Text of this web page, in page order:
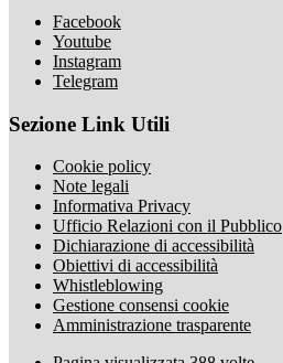
Facebook
Youtube
Instagram
Telegram
Sezione Link Utili
Cookie policy
Note legali
Informativa Privacy
Ufficio Relazioni con il Pubblico
Dichiarazione di accessibilità
Obiettivi di accessibilità
Whistleblowing
Gestione consensi cookie
Amministrazione trasparente